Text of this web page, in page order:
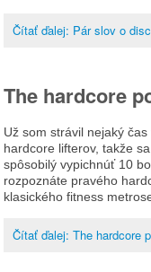
Čítať ďalej: Pár slov o
The hardcore
Už som strávil nejaký
hardcore lifterov, takže
spôsobilý vypichnúť 10
rozpoznáte pravého
klasického fitness
Čítať ďalej: The hardcore